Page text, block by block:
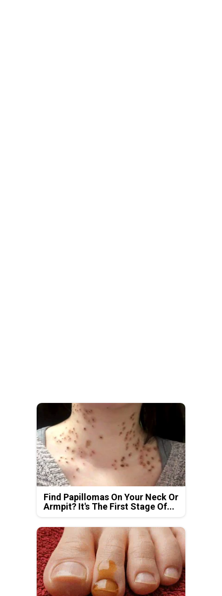
Find Papillomas On Your Neck Or
Armpit? It's The First Stage Of...